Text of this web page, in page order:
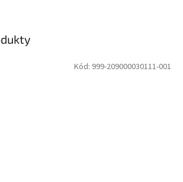
Kód: 999-209000030111-001